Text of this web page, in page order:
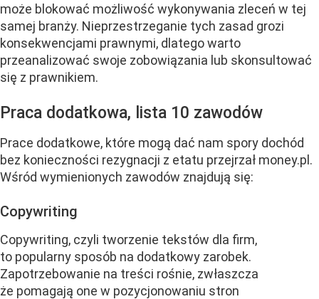
może blokować możliwość wykonywania zleceń w tej
samej branży. Nieprzestrzeganie tych zasad grozi
konsekwencjami prawnymi, dlatego warto
przeanalizować swoje zobowiązania lub skonsultować
się z prawnikiem.
Praca dodatkowa, lista 10 zawodów
Prace dodatkowe, które mogą dać nam spory dochód
bez konieczności rezygnacji z etatu przejrzał money.pl.
Wśród wymienionych zawodów znajdują się:
Copywriting
Copywriting, czyli tworzenie tekstów dla firm,
to popularny sposób na dodatkowy zarobek.
Zapotrzebowanie na treści rośnie, zwłaszcza
że pomagają one w pozycjonowaniu stron